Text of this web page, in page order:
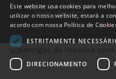
Este website usa cookies para
utilizar o nosso website, estará a
acordo com nossa Política de
ESTRITAMENTE
DIRECIONAMENTO